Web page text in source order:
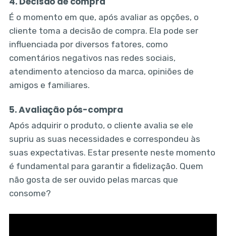
É o momento em que, após avaliar as opções, o
cliente toma a decisão de compra. Ela pode ser
influenciada por diversos fatores, como
comentários negativos nas redes sociais,
atendimento atencioso da marca, opiniões de
amigos e familiares.
5. Avaliação pós-compra
Após adquirir o produto, o cliente avalia se ele
supriu as suas necessidades e correspondeu às
suas expectativas. Estar presente neste momento
é fundamental para garantir a fidelização. Quem
não gosta de ser ouvido pelas marcas que
consome?